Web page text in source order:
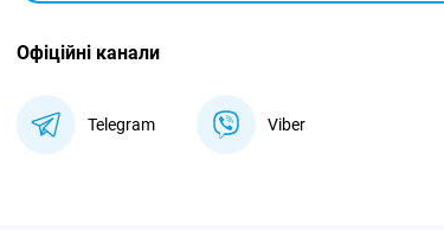
Офіційні канали
Telegram Viber